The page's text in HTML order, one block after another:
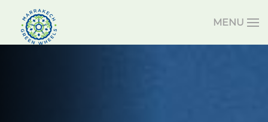
Accéder au contenu principal MENU